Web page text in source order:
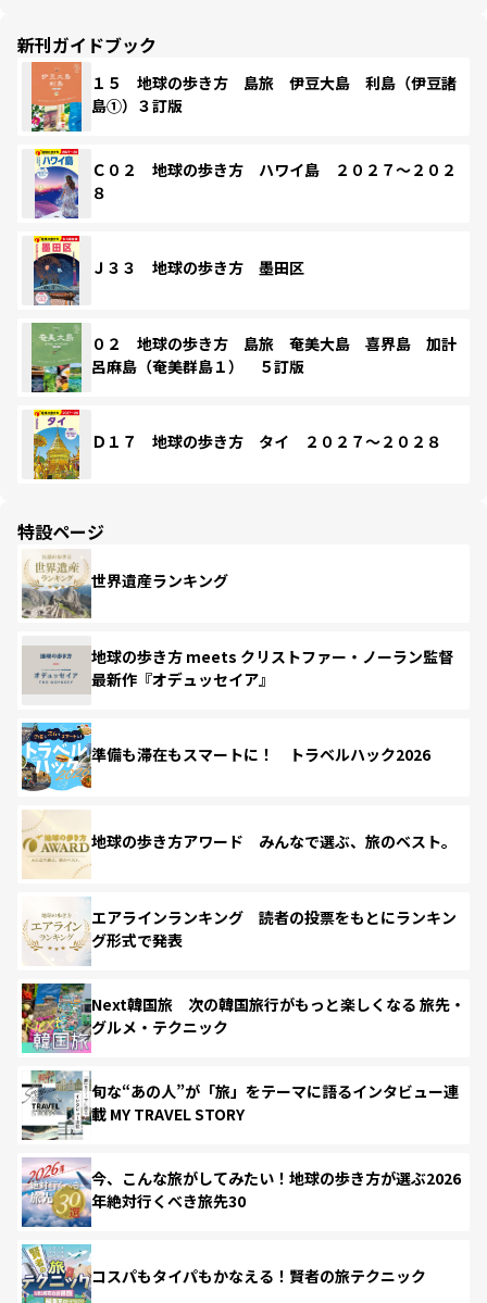
新刊ガイドブック
１５ 地球の歩き方 島旅 伊豆大島 利島（伊豆諸
島①）３訂版
Ｃ０２ 地球の歩き方 ハワイ島 ２０２７～２０２
８
Ｊ３３ 地球の歩き方 墨田区
０２ 地球の歩き方 島旅 奄美大島 喜界島 加計
呂麻島（奄美群島１） ５訂版
Ｄ１７ 地球の歩き方 タイ ２０２７～２０２８
特設ページ
世界遺産ランキング
地球の歩き方 meets クリストファー・ノーラン監督
最新作『オデュッセイア』
準備も滞在もスマートに！ トラベルハック2026
地球の歩き方アワード みんなで選ぶ、旅のベスト。
エアラインランキング 読者の投票をもとにランキン
グ形式で発表
Next韓国旅 次の韓国旅行がもっと楽しくなる 旅先・
グルメ・テクニック
旬な“あの人”が「旅」をテーマに語るインタビュー連
載 MY TRAVEL STORY
今、こんな旅がしてみたい！地球の歩き方が選ぶ2026
年絶対行くべき旅先30
コスパもタイパもかなえる！賢者の旅テクニック